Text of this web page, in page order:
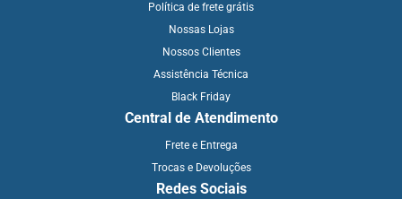
Política de frete grátis
Nossas Lojas
Nossos Clientes
Assistência Técnica
Black Friday
Central de Atendimento
Frete e Entrega
Trocas e Devoluções
Redes Sociais